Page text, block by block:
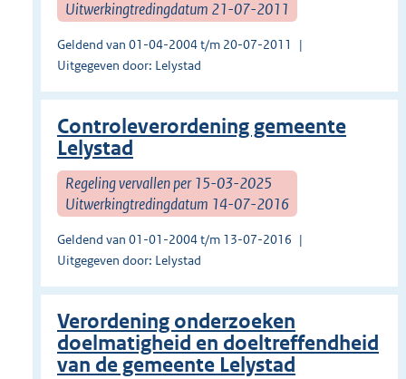
Uitwerkingtredingdatum 21-07-2011
Geldend van 01-04-2004 t/m 20-07-2011
Uitgegeven door: Lelystad
Controleverordening gemeente
Lelystad
Regeling vervallen per 15-03-2025
Uitwerkingtredingdatum 14-07-2016
Geldend van 01-01-2004 t/m 13-07-2016
Uitgegeven door: Lelystad
Verordening onderzoeken
doelmatigheid en doeltreffendheid
van de gemeente Lelystad